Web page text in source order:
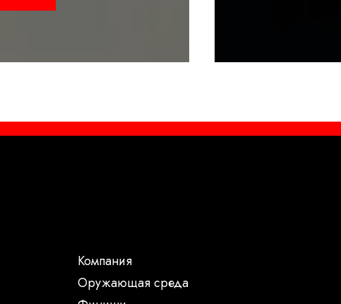
Компания
Oружающая среда